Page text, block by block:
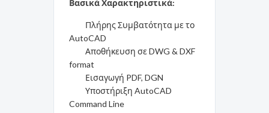
Βασικά Χαρακτηριστικά:
Πλήρης Συμβατότητα με το
AutoCAD
Αποθήκευση σε DWG & DXF
format
Εισαγωγή PDF, DGN
Υποστήριξη AutoCAD
Command Line